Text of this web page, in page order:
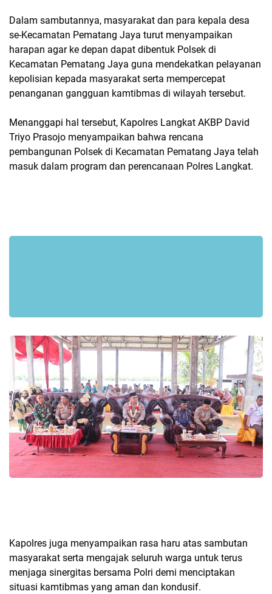
Dalam sambutannya, masyarakat dan para kepala desa
se-Kecamatan Pematang Jaya turut menyampaikan
harapan agar ke depan dapat dibentuk Polsek di
Kecamatan Pematang Jaya guna mendekatkan pelayanan
kepolisian kepada masyarakat serta mempercepat
penanganan gangguan kamtibmas di wilayah tersebut.
Menanggapi hal tersebut, Kapolres Langkat AKBP David
Triyo Prasojo menyampaikan bahwa rencana
pembangunan Polsek di Kecamatan Pematang Jaya telah
masuk dalam program dan perencanaan Polres Langkat.
Kapolres juga menyampaikan rasa haru atas sambutan
masyarakat serta mengajak seluruh warga untuk terus
menjaga sinergitas bersama Polri demi menciptakan
situasi kamtibmas yang aman dan kondusif.